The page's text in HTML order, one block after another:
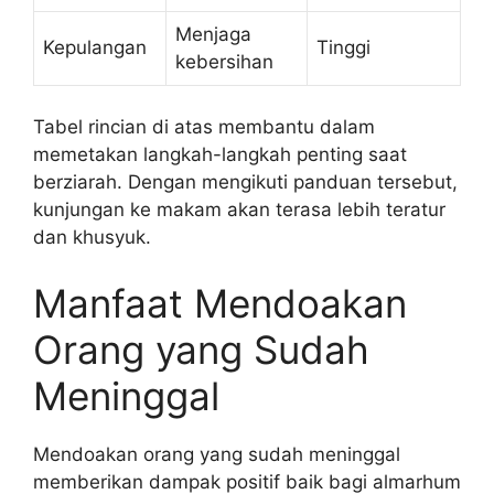
Kepulangan
Menjaga
kebersihan
Tinggi
Tabel rincian di atas membantu dalam
memetakan langkah-langkah penting saat
berziarah. Dengan mengikuti panduan tersebut,
kunjungan ke makam akan terasa lebih teratur
dan khusyuk.
Manfaat Mendoakan
Orang yang Sudah
Meninggal
Mendoakan orang yang sudah meninggal
memberikan dampak positif baik bagi almarhum